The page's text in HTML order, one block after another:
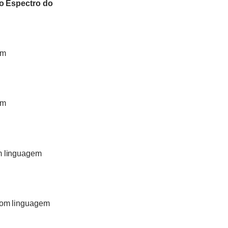
Espectro do
linguagem
linguagem